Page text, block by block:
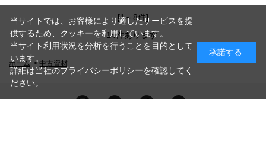
[1～8件]
14件あります
ホーム >中古資材
当サイトでは、お客様により適したサービスを提
供するため、クッキーを利用しています。
当サイト利用状況を分析を行うことを目的として
います。
詳細は当社のプライバシーポリシーを確認してく
ださい。
承諾する